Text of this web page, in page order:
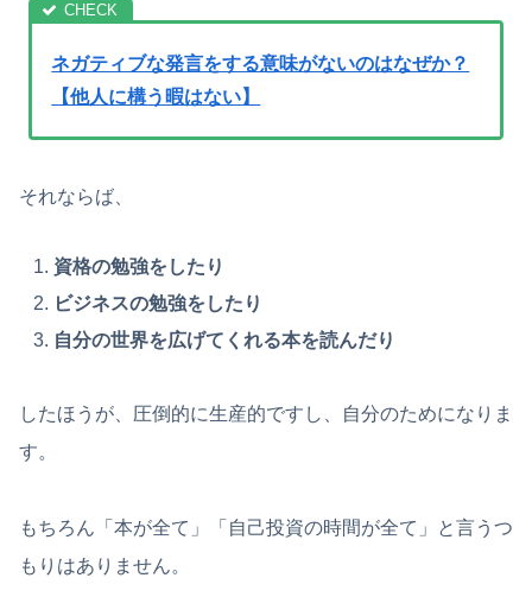
ネガティブな発言をする意味がないのはなぜか？
【他人に構う暇はない】
それならば、
資格の勉強をしたり
ビジネスの勉強をしたり
自分の世界を広げてくれる本を読んだり
したほうが、圧倒的に生産的ですし、自分のためになりま
す。
もちろん「本が全て」「自己投資の時間が全て」と言うつ
もりはありません。